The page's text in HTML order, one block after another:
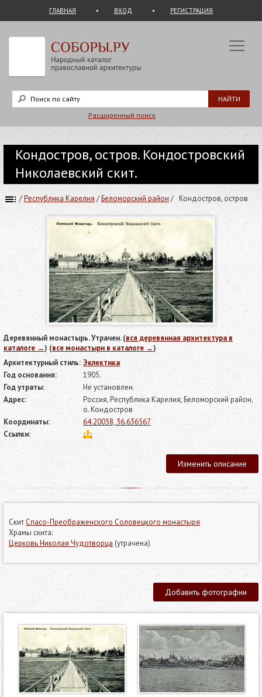
ГЛАВНАЯ ВХОД РЕГИСТРАЦИЯ
Расширенный поиск
Кондостров, остров. Кондостровский
Николаевский скит.
/Республика Карелия /Беломорский район / Кондостров, остров
Деревянный монастырь. Утрачен. (вся деревянная архитектура в
каталоге →) (все монастыри в каталоге →)
Архитектурный стиль: Эклектика
Год основания:
1905.
Год утраты:
Не установлен.
Адрес:
Россия, Республика Карелия, Беломорский район,
о. Кондостров
Координаты:
64.20058, 36.636567
Ссылки:
Изменить описание
СкитСпасо-Преображенского Соловецкого монастыря
Храмы скита:
Церковь Николая Чудотворца (утрачена)
Добавить фотографии